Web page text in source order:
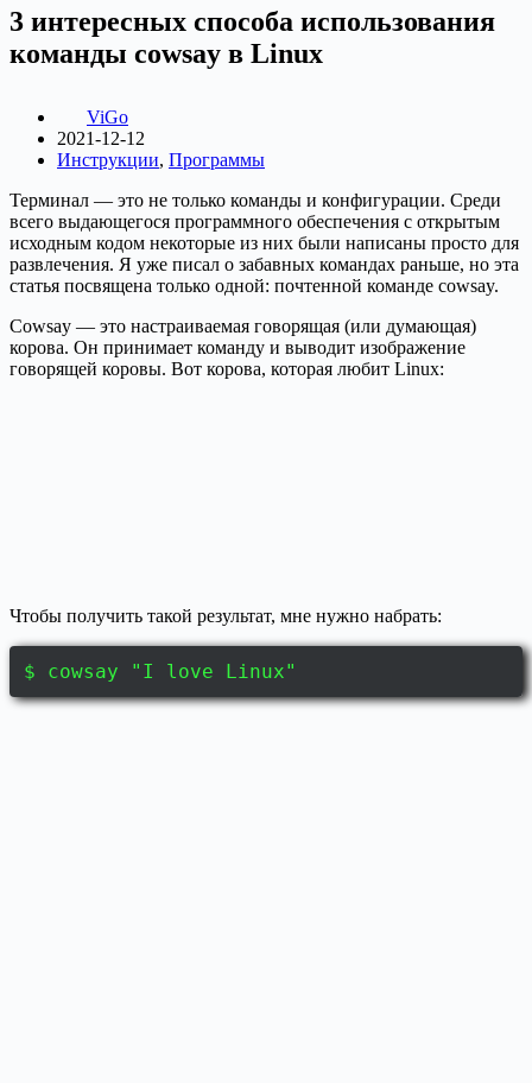
3 интересных способа использования
команды cowsay в Linux
ViGo
2021-12-12
Инструкции, Программы
Терминал — это не только команды и конфигурации. Среди
всего выдающегося программного обеспечения с открытым
исходным кодом некоторые из них были написаны просто для
развлечения. Я уже писал о забавных командах раньше, но эта
статья посвящена только одной: почтенной команде cowsay.
Cowsay — это настраиваемая говорящая (или думающая)
корова. Он принимает команду и выводит изображение
говорящей коровы. Вот корова, которая любит Linux:
Чтобы получить такой результат, мне нужно набрать:
$ cowsay "I love Linux"